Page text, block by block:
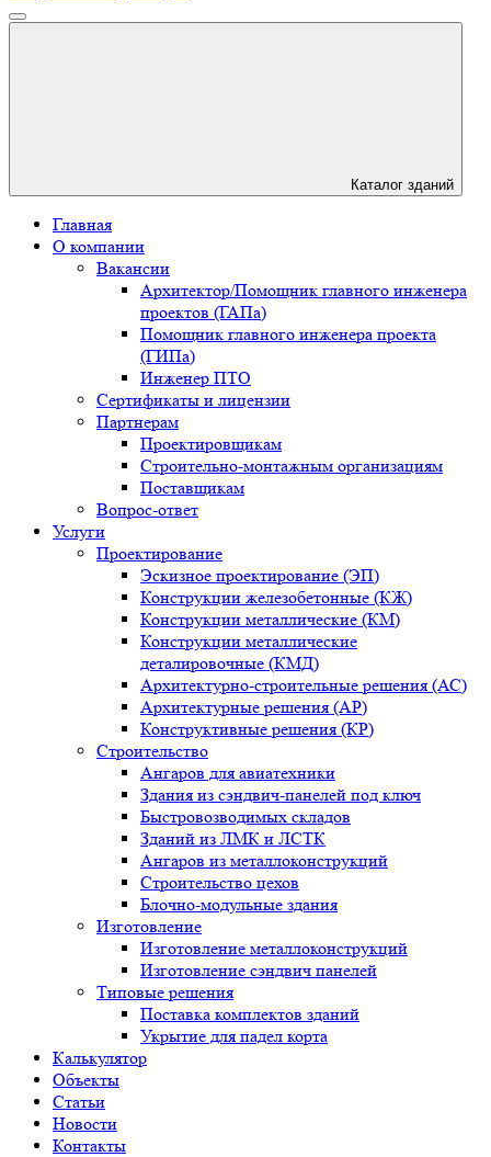
Каталог зданий
Главная
О компании
Вакансии
Архитектор/Помощник главного инженера
проектов (ГАПа)
Помощник главного инженера проекта
(ГИПа)
Инженер ПТО
Сертификаты и лицензии
Партнерам
Проектировщикам
Строительно-монтажным организациям
Поставщикам
Вопрос-ответ
Услуги
Проектирование
Эскизное проектирование (ЭП)
Конструкции железобетонные (КЖ)
Конструкции металлические (КМ)
Конструкции металлические
деталировочные (КМД)
Архитектурно-строительные решения (АС)
Архитектурные решения (АР)
Конструктивные решения (КР)
Строительство
Ангаров для авиатехники
Здания из сэндвич-панелей под ключ
Быстровозводимых складов
Зданий из ЛМК и ЛСТК
Ангаров из металлоконструкций
Строительство цехов
Блочно-модульные здания
Изготовление
Изготовление металлоконструкций
Изготовление сэндвич панелей
Типовые решения
Поставка комплектов зданий
Укрытие для падел корта
Калькулятор
Объекты
Статьи
Новости
Контакты